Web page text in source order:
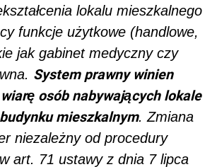
lokalu mieszkalnego
funkcje użytkowe (handlowe,
jak gabinet medyczny czy
System prawny winien
osób nabywających lokale
mieszkalnym. Zmiana
niezależny od procedury
art. 71 ustawy z dnia 7 lipca